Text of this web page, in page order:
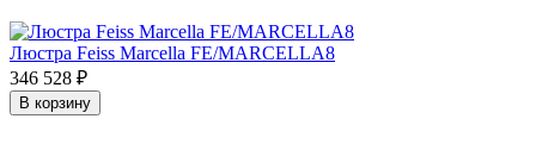
Люстра Feiss Marcella FE/MARCELLA8
346 528 ₽
В корзину